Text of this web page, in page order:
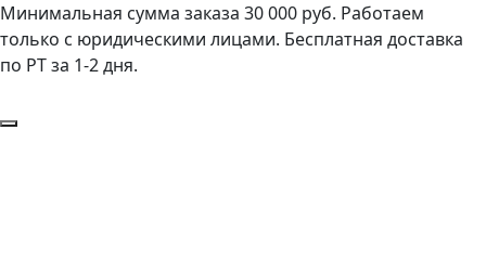
Минимальная сумма заказа 30 000 руб. Работаем
только с юридическими лицами. Бесплатная доставка
по РТ за 1-2 дня.